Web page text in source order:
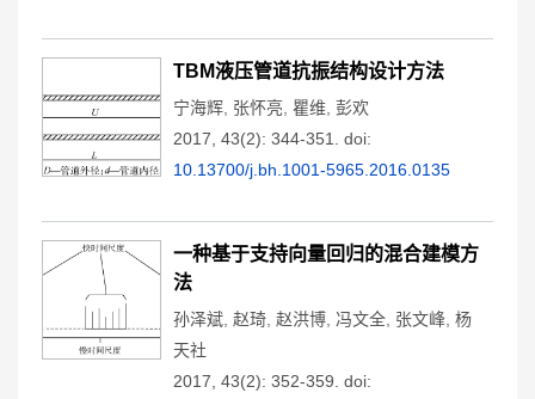
TBM液压管道抗振结构设计方法
宁海辉 张怀亮 瞿维 彭欢
2017, 43(2): 344-351.
doi:
10.13700/j.bh.1001-5965.2016.0135
一种基于支持向量回归的混合建模方
法
孙泽斌 赵琦 赵洪博 冯文全 张文峰 杨
天社
2017, 43(2): 352-359. doi: